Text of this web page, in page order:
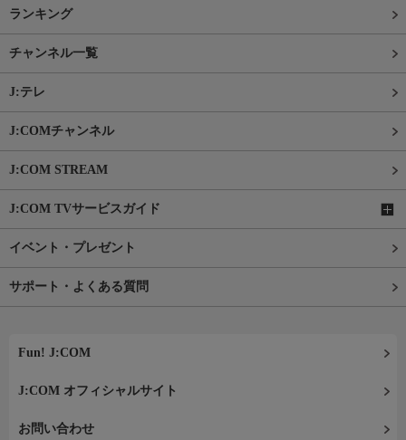
ランキング
チャンネル一覧
J:テレ
J:COMチャンネル
J:COM STREAM
J:COM TVサービスガイド
イベント・プレゼント
サポート・よくある質問
Fun! J:COM
J:COM オフィシャルサイト
お問い合わせ